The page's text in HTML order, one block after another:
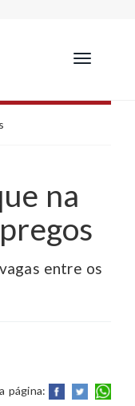
Toggle
na
entre os
página: